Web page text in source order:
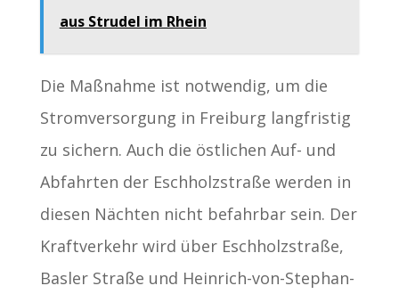
aus Strudel im Rhein
Die Maßnahme ist notwendig, um die
Stromversorgung in Freiburg langfristig
zu sichern. Auch die östlichen Auf- und
Abfahrten der Eschholzstraße werden in
diesen Nächten nicht befahrbar sein. Der
Kraftverkehr wird über Eschholzstraße,
Basler Straße und Heinrich-von-Stephan-